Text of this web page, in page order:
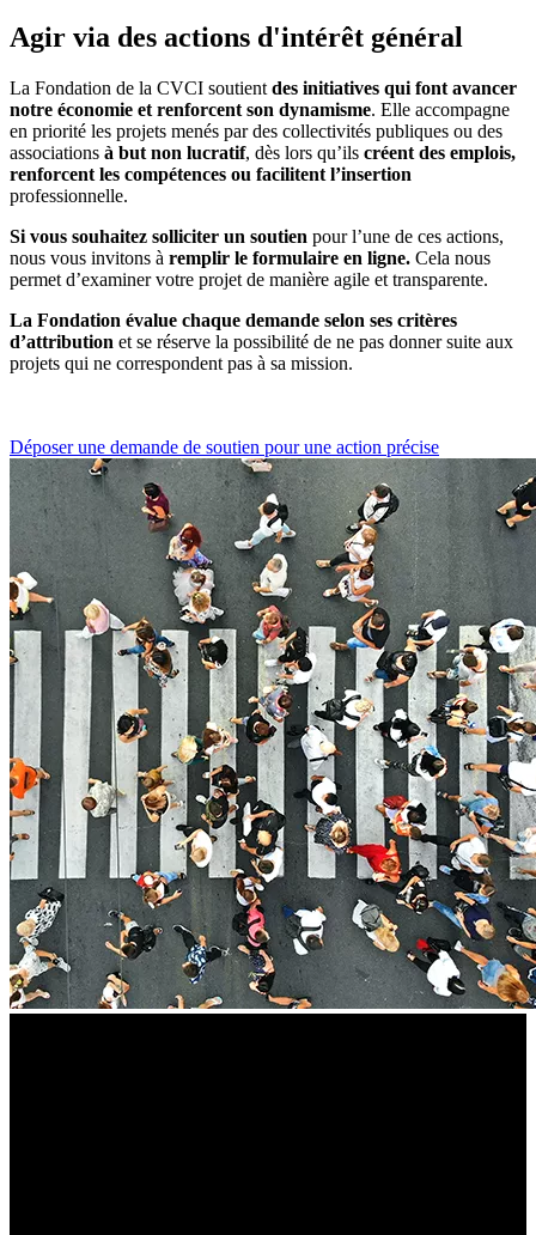
Agir via des actions d'intérêt général
La Fondation de la CVCI soutient des initiatives qui font avancer
notre économie et renforcent son dynamisme. Elle accompagne
en priorité les projets menés par des collectivités publiques ou des
associations à but non lucratif, dès lors qu’ils créent des emplois,
renforcent les compétences ou facilitent l’insertion
professionnelle.
Si vous souhaitez solliciter un soutien pour l’une de ces actions,
nous vous invitons à remplir le formulaire en ligne. Cela nous
permet d’examiner votre projet de manière agile et transparente.
La Fondation évalue chaque demande selon ses critères
d’attribution et se réserve la possibilité de ne pas donner suite aux
projets qui ne correspondent pas à sa mission.
Déposer une demande de soutien pour une action précise